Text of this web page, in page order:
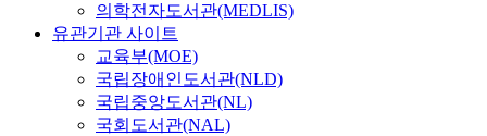
의학전자도서관(MEDLIS)
유관기관 사이트
교육부(MOE)
국립장애인도서관(NLD)
국립중앙도서관(NL)
국회도서관(NAL)